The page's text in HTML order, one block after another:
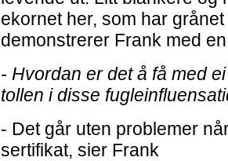
ekornet her, som har
demonstrerer Frank med
- Hvordan er det å få med
tollen i disse
- Det går uten problemer
sertifikat, sier Frank